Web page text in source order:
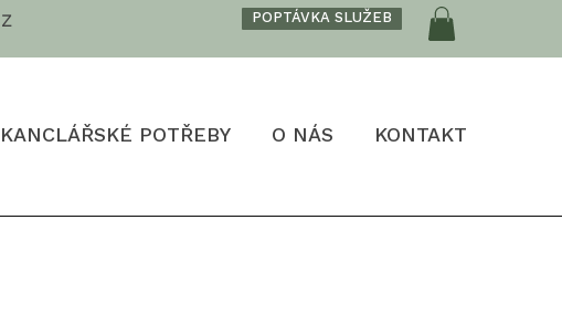
POPTÁVKA SLUŽEB
KANCLÁŘSKÉ POTŘEBY O NÁS KONTAKT